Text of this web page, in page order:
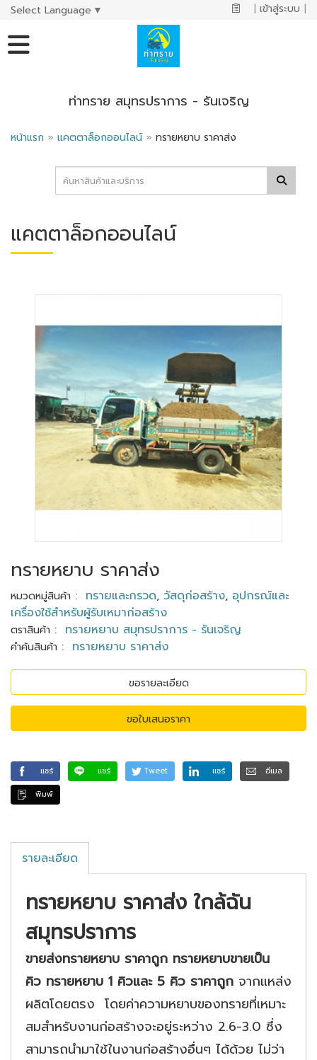
Select Language ▼ | เข้าสู่ระบบ |
ท่าทราย สมุทรปราการ - รันเจริญ
หน้าแรก » แคตตาล็อกออนไลน์ » ทรายหยาบ ราคาส่ง
แคตตาล็อกออนไลน์
ทรายหยาบ ราคาส่ง
หมวดหมู่สินค้า : ทรายและกรวด, วัสดุก่อสร้าง, อุปกรณ์และ
เครื่องใช้สำหรับผู้รับเหมาก่อสร้าง
ตราสินค้า : ทรายหยาบ สมุทรปราการ - รันเจริญ
คำค้นสินค้า : ทรายหยาบ ราคาส่ง
ขอรายละเอียด
ขอใบเสนอราคา
แชร์ แชร์ Tweet แชร์
อีเมล
พิมพ์
รายละเอียด
ทรายหยาบ ราคาส่ง ใกล้ฉัน
สมุทรปราการ
ขายส่งทรายหยาบ ราคาถูก ทรายหยาบขายเป็น
คิว ทรายหยาบ 1 คิวและ 5 คิว ราคาถูก จากแหล่ง
ผลิตโดยตรง โดยค่าความหยาบของทรายที่เหมาะ
สมสำหรับงานก่อสร้างจะอยู่ระหว่าง 2.6-3.0 ซึ่ง
สามารถนำมาใช้ในงานก่อสร้างอื่นๆ ได้ด้วย ไม่ว่า